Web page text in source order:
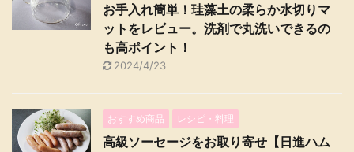
お手入れ簡単！珪藻土の柔らか水切りマ
ットをレビュー。洗剤で丸洗いできるの
も高ポイント！
2024/4/23
おすすめ商品 レシピ・料理
高級ソーセージをお取り寄せ【日進ハム